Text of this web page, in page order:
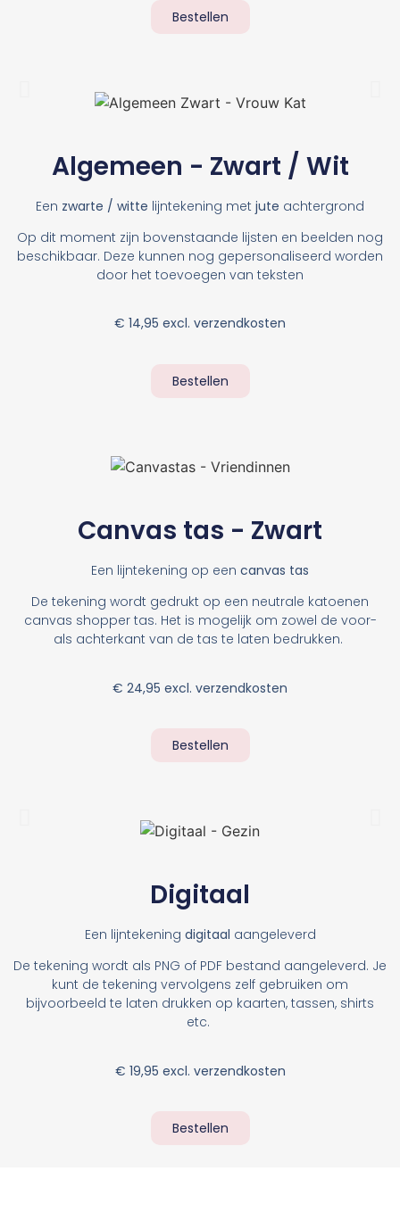
Bestellen
Algemeen - Zwart / Wit
Een zwarte / witte lijntekening met jute achtergrond
Op dit moment zijn bovenstaande lijsten en beelden nog
beschikbaar. Deze kunnen nog gepersonaliseerd worden
door het toevoegen van teksten
€ 14,95 excl. verzendkosten
Bestellen
Canvas tas - Zwart
Een lijntekening op een canvas tas
De tekening wordt gedrukt op een neutrale katoenen
canvas shopper tas. Het is mogelijk om zowel de voor-
als achterkant van de tas te laten bedrukken.
€ 24,95 excl. verzendkosten
Bestellen
Digitaal
Een lijntekening digitaal aangeleverd
De tekening wordt als PNG of PDF bestand aangeleverd. Je
kunt de tekening vervolgens zelf gebruiken om
bijvoorbeeld te laten drukken op kaarten, tassen, shirts
etc.
€ 19,95 excl. verzendkosten
Bestellen